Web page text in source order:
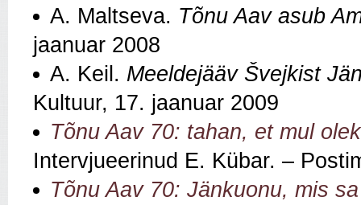
A. Maltseva. Tõnu Aav asub
jaanuar 2008
A. Keil. Meeldejääv Švejkist
Kultuur, 17. jaanuar 2009
Tõnu Aav 70: tahan, et mul
Intervjueerinud E. Kübar. –
Tõnu Aav 70: Jänkuonu, mis